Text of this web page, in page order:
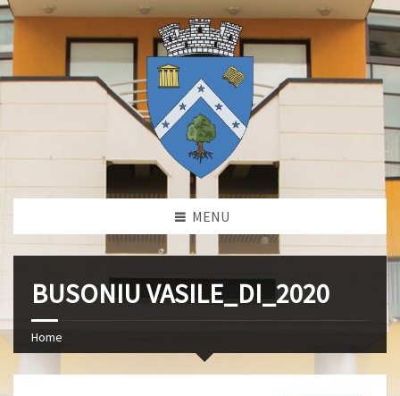
MENU
BUSONIU VASILE_DI_2020
Home